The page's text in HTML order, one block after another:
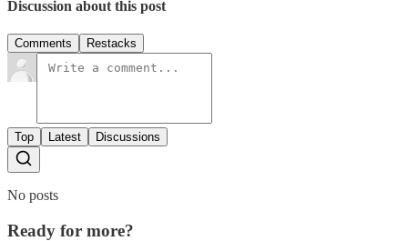
Discussion about this post
Comments Restacks
Top Latest Discussions
No posts
Ready for more?